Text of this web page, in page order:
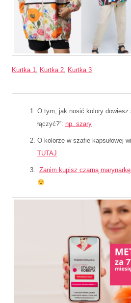
Kurtka 1 Kurtka 2 Kurtka 3
O tym, jak nosić kolory dowiesz
łączyć?”:np. szary
O kolorze w szafie kapsułowej
TUTAJ
Zanim kupisz czarną